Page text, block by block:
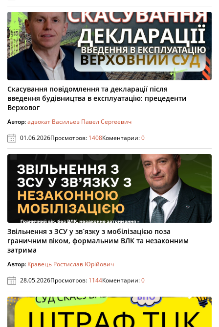
Скасування повідомлення та декларації після
введення будівництва в експлуатацію: прецеденти
Верховог
Автор:адвокат Васильев Павел Сергеевич
01.06.2026Просмотров: 1408Коментарии:0
Звільнення з ЗСУ у зв`язку з мобілізацією поза
граничним віком, формальним ВЛК та незаконним
затрима
Автор: Кравець Ростислав Юрійович
28.05.2026Просмотров: 1144Коментарии:0